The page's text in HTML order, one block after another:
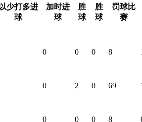
以少打多进
球
加时进
球
胜
球
胜
球
罚球比
赛
0 0 0 8
0 2 0 69
0 0 0 8